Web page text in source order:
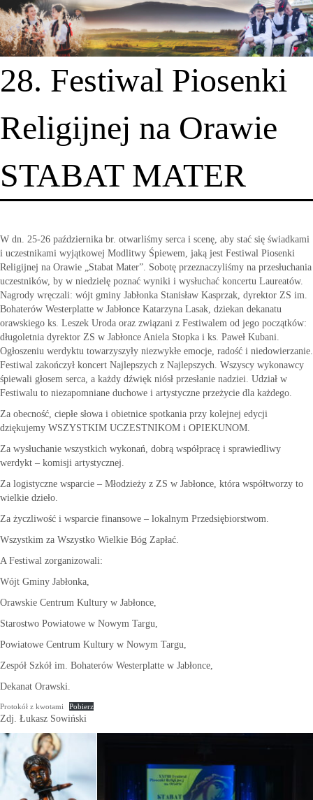
28. Festiwal Piosenki
Religijnej na Orawie
STABAT MATER
W dn. 25-26 października br. otwarliśmy serca i scenę, aby stać się świadkami
i uczestnikami wyjątkowej Modlitwy Śpiewem, jaką jest Festiwal Piosenki
Religijnej na Orawie „Stabat Mater”. Sobotę przeznaczyliśmy na przesłuchania
uczestników, by w niedzielę poznać wyniki i wysłuchać koncertu Laureatów.
Nagrody wręczali: wójt gminy Jabłonka Stanisław Kasprzak, dyrektor ZS im.
Bohaterów Westerplatte w Jabłonce Katarzyna Lasak, dziekan dekanatu
orawskiego ks. Leszek Uroda oraz związani z Festiwalem od jego początków:
długoletnia dyrektor ZS w Jabłonce Aniela Stopka i ks. Paweł Kubani.
Ogłoszeniu werdyktu towarzyszyły niezwykłe emocje, radość i niedowierzanie.
Festiwal zakończył koncert Najlepszych z Najlepszych. Wszyscy wykonawcy
śpiewali głosem serca, a każdy dźwięk niósł przesłanie nadziei. Udział w
Festiwalu to niezapomniane duchowe i artystyczne przeżycie dla każdego.
Za obecność, ciepłe słowa i obietnice spotkania przy kolejnej edycji
dziękujemy WSZYSTKIM UCZESTNIKOM i OPIEKUNOM.
Za wysłuchanie wszystkich wykonań, dobrą współpracę i sprawiedliwy
werdykt – komisji artystycznej.
Za logistyczne wsparcie – Młodzieży z ZS w Jabłonce, która współtworzy to
wielkie dzieło.
Za życzliwość i wsparcie finansowe – lokalnym Przedsiębiorstwom.
Wszystkim za Wszystko Wielkie Bóg Zapłać.
A Festiwal zorganizowali:
Wójt Gminy Jabłonka,
Orawskie Centrum Kultury w Jabłonce,
Starostwo Powiatowe w Nowym Targu,
Powiatowe Centrum Kultury w Nowym Targu,
Zespół Szkół im. Bohaterów Westerplatte w Jabłonce,
Dekanat Orawski.
Protokół z kwotami Pobierz
Zdj. Łukasz Sowiński